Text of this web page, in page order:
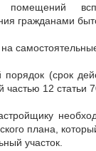
гражданами
(срок
12 статьи
плана,
участок.